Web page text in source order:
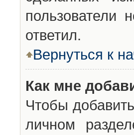
пользователи
ответил.
Вернуться к
Как мне
Чтобы
личном